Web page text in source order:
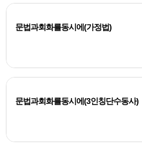
문법과회화를동시에(가정법)
문법과회화를동시에(3인칭단수동사)